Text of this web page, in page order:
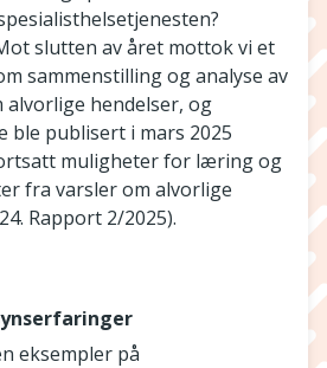
slutten av året mottok vi et
sammenstilling og analyse av
alvorlige hendelser, og
ble publisert i mars 2025
muligheter for læring og
fra varsler om alvorlige
Rapport 2/2025).
eksempler på